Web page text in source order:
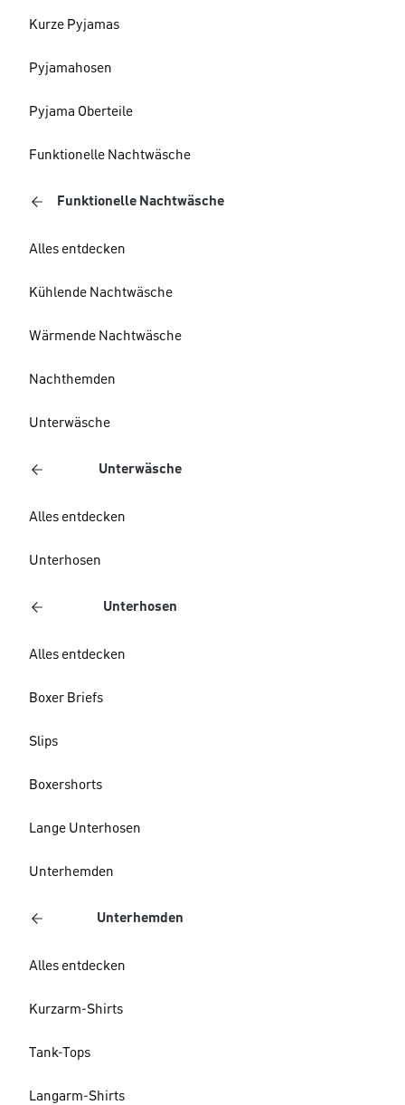
Kurze Pyjamas
Pyjamahosen
Pyjama Oberteile
Funktionelle Nachtwäsche
Funktionelle Nachtwäsche
Alles entdecken
Kühlende Nachtwäsche
Wärmende Nachtwäsche
Nachthemden
Unterwäsche
Unterwäsche
Alles entdecken
Unterhosen
Unterhosen
Alles entdecken
Boxer Briefs
Slips
Boxershorts
Lange Unterhosen
Unterhemden
Unterhemden
Alles entdecken
Kurzarm-Shirts
Tank-Tops
Langarm-Shirts